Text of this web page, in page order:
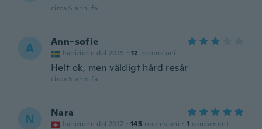
circa 5 anni fa
A Ann-sofie
Iscrizione dal 2019 · 12 recensioni
Helt ok, men väldigt hård resår
circa 5 anni fa
N Nara
Iscrizione dal 2017 · 145 recensioni · 1 caricamenti